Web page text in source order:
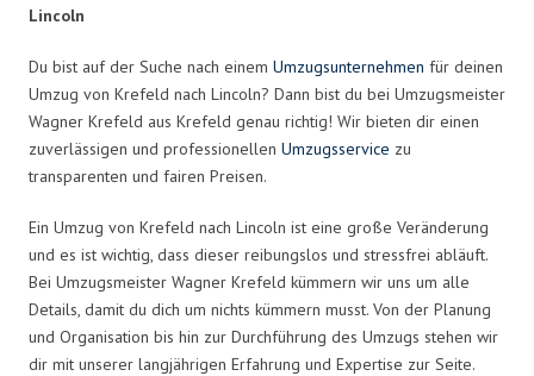
Lincoln
Du bist auf der Suche nach einem Umzugsunternehmen für deinen
Umzug von Krefeld nach Lincoln? Dann bist du bei Umzugsmeister
Wagner Krefeld aus Krefeld genau richtig! Wir bieten dir einen
zuverlässigen und professionellen Umzugsservice zu
transparenten und fairen Preisen.
Ein Umzug von Krefeld nach Lincoln ist eine große Veränderung
und es ist wichtig, dass dieser reibungslos und stressfrei abläuft.
Bei Umzugsmeister Wagner Krefeld kümmern wir uns um alle
Details, damit du dich um nichts kümmern musst. Von der Planung
und Organisation bis hin zur Durchführung des Umzugs stehen wir
dir mit unserer langjährigen Erfahrung und Expertise zur Seite.